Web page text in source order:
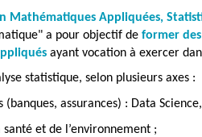
Mathématiques Appliquées,
a pour objectif de former des
ayant vocation à exercer
statistique, selon plusieurs axes :
(banques, assurances) : Data
et de l’environnement ;